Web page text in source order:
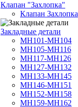
Клапан "Захлопка"
Клапан Захлопка
Закладные детали
МН101-МН104
МН105-МН116
МН117-МН126
МН127-МН132
МН133-МН145
МН146-МН151
МН152-МН158
МН159-МН162